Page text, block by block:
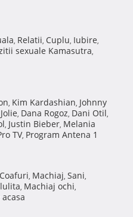
, Relatii, Cuplu, Iubire,
sexuale Kamasutra,
, Kim Kardashian, Johnny
, Dana Rogoz, Dani Otil,
, Justin Bieber, Melania
TV, Program Antena 1
Coafuri, Machiaj, Sani,
, Machiaj ochi,